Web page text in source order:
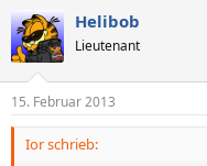
Helibob
Lieutenant
15. Februar 2013
Ior schrieb: